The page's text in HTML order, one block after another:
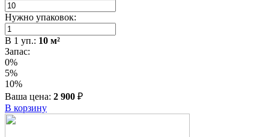
Нужно упаковок:
В 1 уп.: 10 м²
Запас:
0%
5%
10%
Ваша цена: 2 900 ₽
В корзину